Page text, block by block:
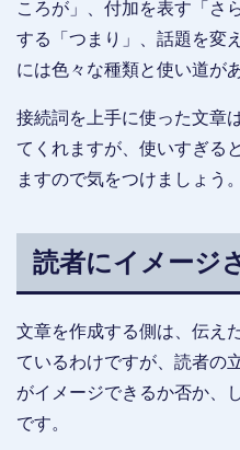
ころが」、付加を表す「さ
する「つまり」、話題を変
には色々な種類と使い道が
接続詞を上手に使った文章
てくれますが、使いすぎる
ますので気をつけましょう。
読者にイメージ
文章を作成する側は、伝え
ているわけですが、読者の
がイメージできるか否か、
です。